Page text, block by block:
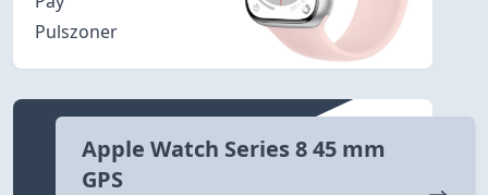
Pulszoner
Apple Watch Series 8 45 mm
GPS